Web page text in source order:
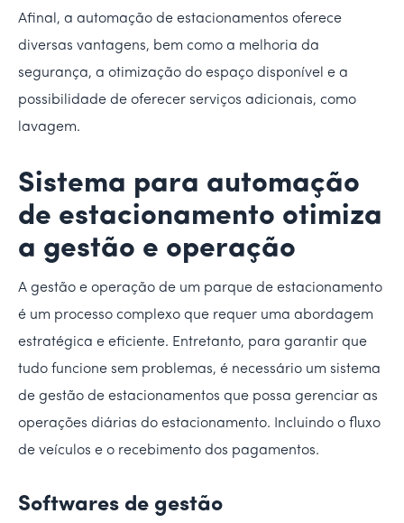
Afinal, a automação de estacionamentos oferece
diversas vantagens, bem como a melhoria da
segurança, a otimização do espaço disponível e a
possibilidade de oferecer serviços adicionais, como
lavagem.
Sistema para automação
de estacionamento otimiza
a gestão e operação
A gestão e operação de um parque de estacionamento
é um processo complexo que requer uma abordagem
estratégica e eficiente. Entretanto, para garantir que
tudo funcione sem problemas, é necessário um sistema
de gestão de estacionamentos que possa gerenciar as
operações diárias do estacionamento. Incluindo o fluxo
de veículos e o recebimento dos pagamentos.
Softwares de gestão